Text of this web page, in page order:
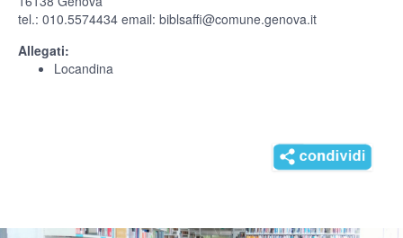
tel.: 010.5574434 email: biblsaffi@comune.genova.it
Allegati:
Locandina